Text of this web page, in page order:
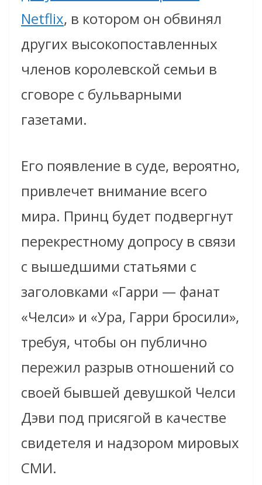
Netflix, в котором он обвинял
других высокопоставленных
членов королевской семьи в
сговоре с бульварными
газетами.
Его появление в суде, вероятно,
привлечет внимание всего
мира. Принц будет подвергнут
перекрестному допросу в связи
с вышедшими статьями с
заголовками «Гарри — фанат
«Челси» и «Ура, Гарри бросили»,
требуя, чтобы он публично
пережил разрыв отношений со
своей бывшей девушкой Челси
Дэви под присягой в качестве
свидетеля и надзором мировых
СМИ.